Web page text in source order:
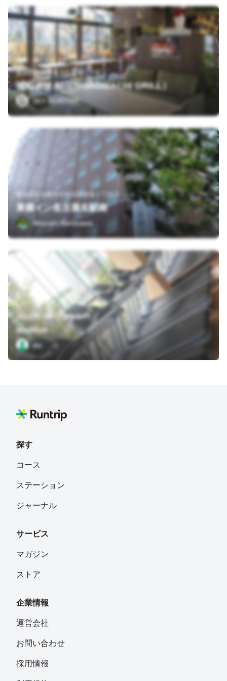
愛知県名古屋市北区名城１丁目２
城町グリル （SHIROMACHI GRILL）
SKY RUNTRIP
愛知県名古屋市中村区名駅南２丁目３−１０
東横イン名古屋名駅南
Akiyoshi Karasawa
愛知県平池町4丁目60番6号
andrun
dw
探す
コース
ステーション
ジャーナル
サービス
マガジン
ストア
企業情報
運営会社
お問い合わせ
採用情報